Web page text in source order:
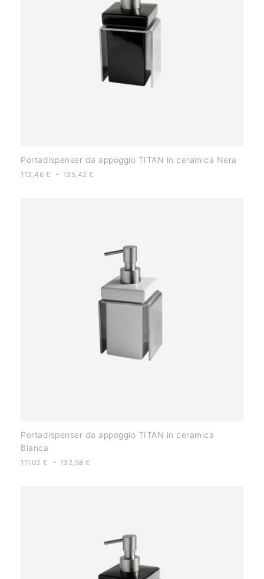
Portadispenser da appoggio TITAN in ceramica Nera
113,46 € - 135,42€
Portadispenser da appoggio TITAN in ceramica
Bianca
111,02 € - 132,98€